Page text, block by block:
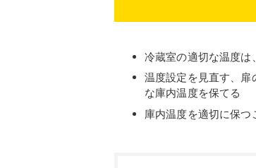
冷蔵室の適切な温度
温度設定を見直す、扉
な庫内温度を保てる
庫内温度を適切に保